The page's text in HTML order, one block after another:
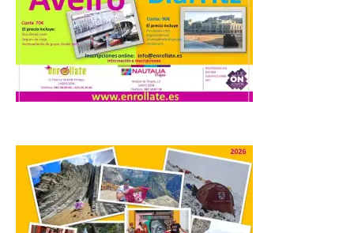
que apuesta por el legado.
6 Ago 2026
Los días 7, 8 y 9 de agosto
de 2026, Camarzana de
Orpheus. Vivimos un momento en el que la
música en directo mueve grandes
fenómenos de […]